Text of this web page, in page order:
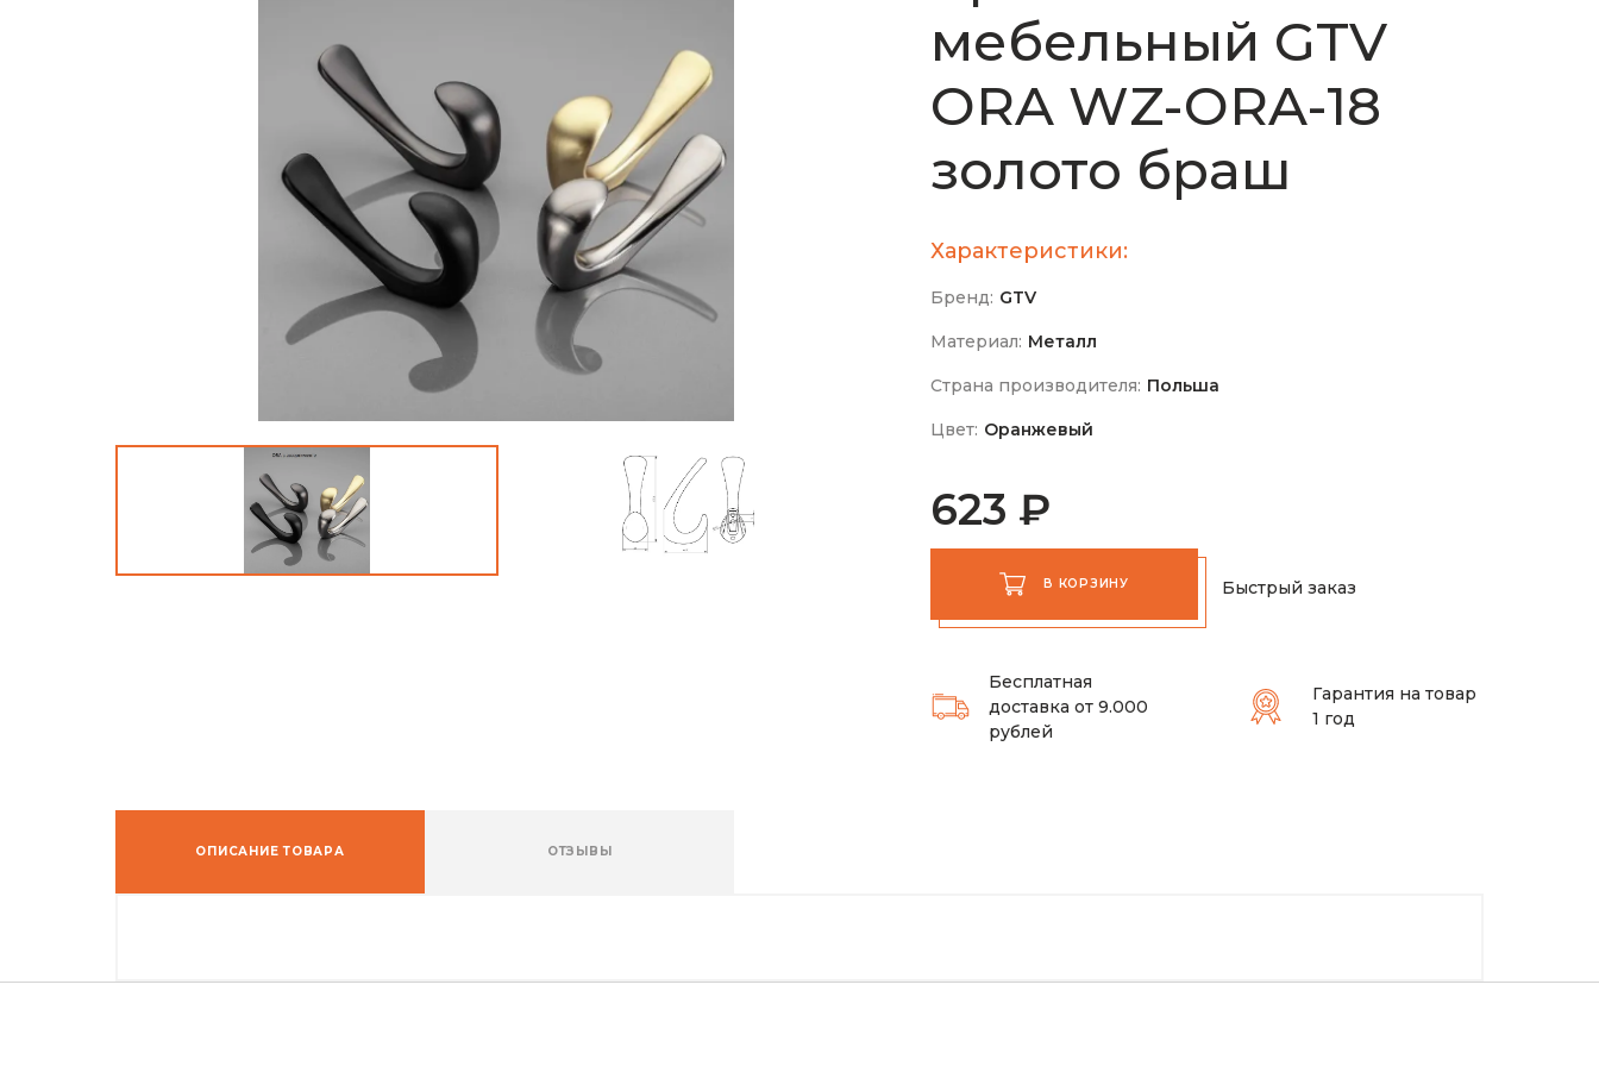
мебельный GTV
ORA WZ-ORA-18
золото браш
Характеристики:
Бренд: GTV
Материал: Металл
Страна производителя: Польша
Цвет: Оранжевый
623 ₽
В КОРЗИНУ Быстрый заказ
Бесплатная
доставка от 9.000
рублей
Гарантия на товар
1 год
ОПИСАНИЕ ТОВАРА ОТЗЫВЫ